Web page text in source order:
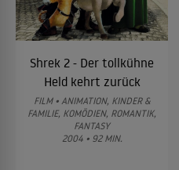
Shrek 2 - Der tollkühne
Held kehrt zurück
FILM • ANIMATION, KINDER &
FAMILIE, KOMÖDIEN, ROMANTIK,
FANTASY
2004 • 92 MIN.